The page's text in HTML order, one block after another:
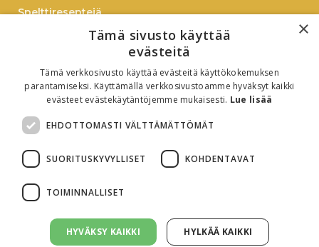
Spelttireseptejä
Verkkokauppaan
B2B
Oiva-raportti
×
Tämä sivusto käyttää
evästeitä
Tämä verkkosivusto käyttää evästeitä käyttökokemuksen
parantamiseksi. Käyttämällä verkkosivustoamme hyväksyt kaikki
evästeet evästekäytäntöjemme mukaisesti. Lue lisää
EHDOTTOMASTI VÄLTTÄMÄTTÖMÄT
SUORITUSKYVYLLISET KOHDENTAVAT
TOIMINNALLISET
HYVÄKSY KAIKKI HYLKÄÄ KAIKKI